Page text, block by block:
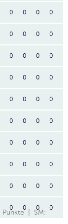
0 0 0 0
0 0 0 0
0 0 0 0
0 0 0 0
0 0 0 0
0 0 0 0
0 0 0 0
0 0 0 0
0 0 0 0
0 0 0 0
Punkte | SM: